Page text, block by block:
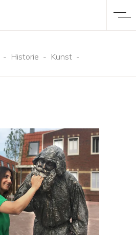
- Historie - Kunst-